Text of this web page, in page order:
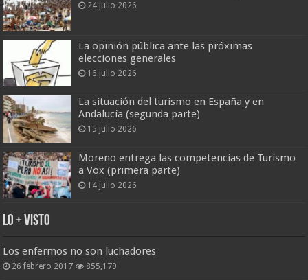
24 julio 2026
La opinión pública ante las próximas
elecciones generales
16 julio 2026
La situación del turismo en España y en
Andalucía (segunda parte)
15 julio 2026
Moreno entrega las competencias de Turismo
a Vox (primera parte)
14 julio 2026
Lo + Visto
Los enfermos no son luchadores
26 febrero 2017 855,179